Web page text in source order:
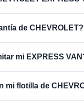
de CHEVROLET?
mi EXPRESS
mi flotilla de